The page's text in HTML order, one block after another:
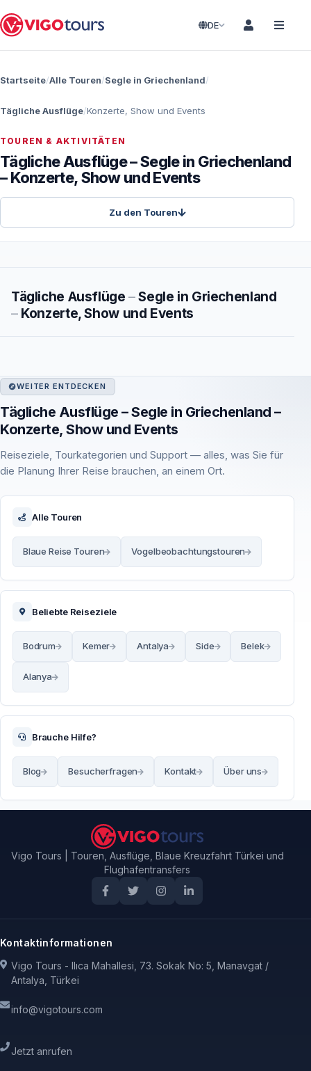
DE
Startseite Alle Touren Segle in Griechenland
Tägliche Ausflüge Konzerte, Show und Events
TOUREN & AKTIVITÄTEN
Tägliche Ausflüge – Segle in Griechenland
– Konzerte, Show und Events
Zu den Touren
Tägliche Ausflüge–Segle in Griechenland
–Konzerte, Show und Events
WEITER ENTDECKEN
Tägliche Ausflüge – Segle in Griechenland –
Konzerte, Show und Events
Reiseziele, Tourkategorien und Support — alles, was Sie für
die Planung Ihrer Reise brauchen, an einem Ort.
Alle Touren
Blaue Reise Touren Vogelbeobachtungstouren
Beliebte Reiseziele
Bodrum Kemer Antalya Side Belek
Alanya
Brauche Hilfe?
Blog Besucherfragen Kontakt Über uns
Vigo Tours | Touren, Ausflüge, Blaue Kreuzfahrt Türkei und
Flughafentransfers
Kontaktinformationen
Vigo Tours - Ilıca Mahallesi, 73. Sokak No: 5, Manavgat /
Antalya, Türkei
info@vigotours.com
Jetzt anrufen